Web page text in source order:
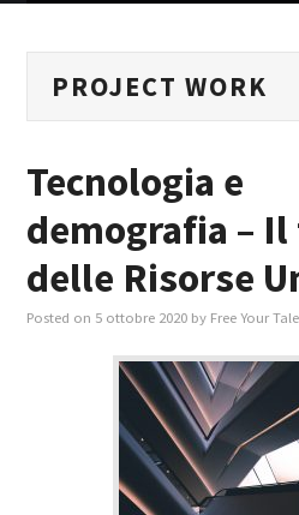
MASTER MARKETING & RETAIL
MASTER IN FOOD & BEVERAGE
GIURISTI IN AZIENDA
PROJECT WORK
Tecnologia e
demografia –
delle Risorse
Posted on 5 ottobre 2020 by Free Your